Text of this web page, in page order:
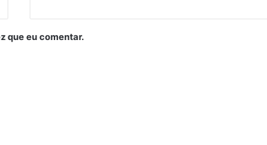
que eu comentar.